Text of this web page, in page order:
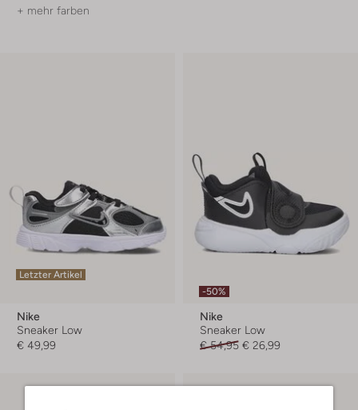
+ mehr farben
Letzter Artikel
Nike
Sneaker Low
€ 49,99
-50%
Nike
Sneaker Low
€ 54,95 € 26,99